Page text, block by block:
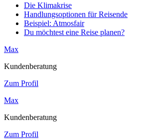
Die Klimakrise
Handlungsoptionen für Reisende
Beispiel: Atmosfair
Du möchtest eine Reise planen?
Max
Kundenberatung
Zum Profil
Max
Kundenberatung
Zum Profil